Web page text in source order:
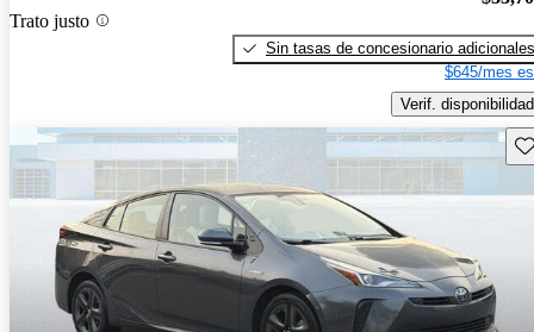
Trato justo
Sin tasas de concesionario adicionales
$645/mes
Verif. disponibilidad